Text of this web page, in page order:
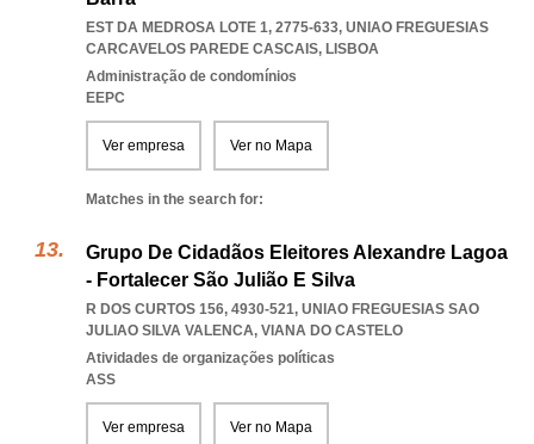
EST DA MEDROSA LOTE 1, 2775-633, UNIAO FREGUESIAS
CARCAVELOS PAREDE CASCAIS, LISBOA
Administração de condomínios
EEPC
Ver empresa Ver no Mapa
Matches in the search for:
Grupo De Cidadãos Eleitores Alexandre Lagoa
- Fortalecer São Julião E Silva
R DOS CURTOS 156, 4930-521, UNIAO FREGUESIAS SAO
JULIAO SILVA VALENCA, VIANA DO CASTELO
Atividades de organizações políticas
ASS
Ver empresa Ver no Mapa